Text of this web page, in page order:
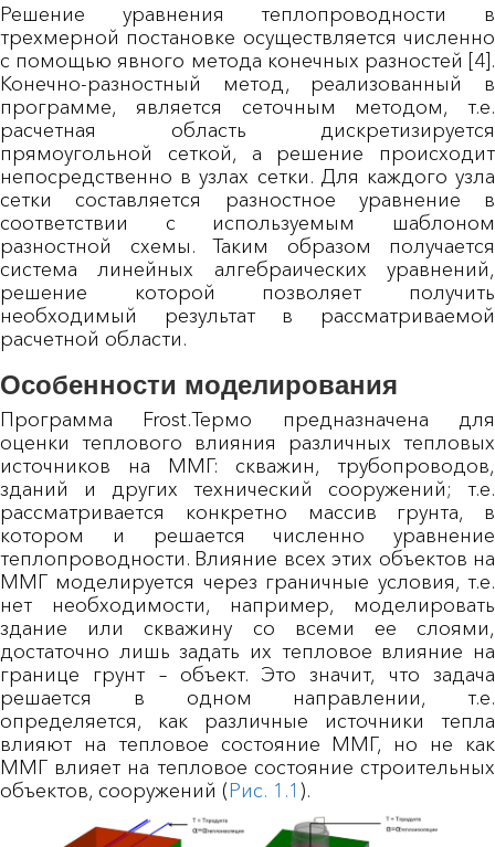
Решение уравнения теплопроводности в
трехмерной постановке осуществляется численно
с помощью явного метода конечных разностей [4].
Конечно-разностный метод, реализованный в
программе, является сеточным методом, т.е.
расчетная область дискретизируется
прямоугольной сеткой, а решение происходит
непосредственно в узлах сетки. Для каждого узла
сетки составляется разностное уравнение в
соответствии с используемым шаблоном
разностной схемы. Таким образом получается
система линейных алгебраических уравнений,
решение которой позволяет получить
необходимый результат в рассматриваемой
расчетной области.
Особенности моделирования
Программа Frost.Термо предназначена для
оценки теплового влияния различных тепловых
источников на ММГ: скважин, трубопроводов,
зданий и других технический сооружений; т.е.
рассматривается конкретно массив грунта, в
котором и решается численно уравнение
теплопроводности. Влияние всех этих объектов на
ММГ моделируется через граничные условия, т.е.
нет необходимости, например, моделировать
здание или скважину со всеми ее слоями,
достаточно лишь задать их тепловое влияние на
границе грунт – объект. Это значит, что задача
решается в одном направлении, т.е.
определяется, как различные источники тепла
влияют на тепловое состояние ММГ, но не как
ММГ влияет на тепловое состояние строительных
объектов, сооружений (Рис. 1.1 ).